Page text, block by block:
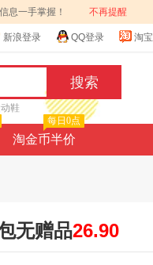
息一手掌握！ 不再提醒
新浪登录 QQ登录 淘
鞋
淘金币半价
每日0点
无赠品26.90